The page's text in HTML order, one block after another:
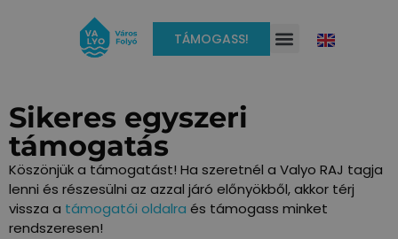
TÁMOGASS!
Sikeres egyszeri
támogatás
Köszönjük a támogatást! Ha szeretnél a Valyo RAJ tagja
lenni és részesülni az azzal járó előnyökből, akkor térj
vissza a támogatói oldalra és támogass minket
rendszeresen!